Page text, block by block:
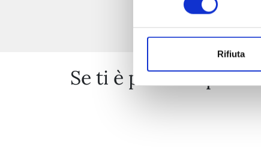
Rifiuta
Se ti è piaciuto